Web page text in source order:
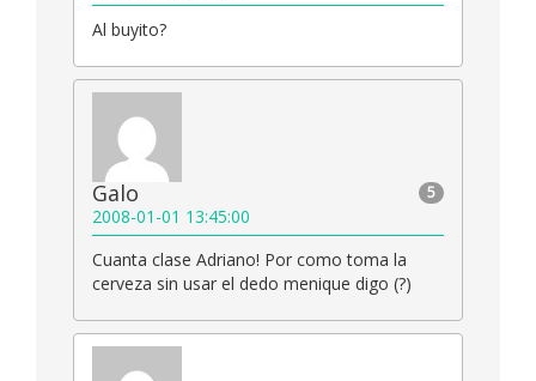
Al buyito?
5
Galo
2008-01-01 13:45:00
Cuanta clase Adriano! Por como toma la
cerveza sin usar el dedo menique digo (?)